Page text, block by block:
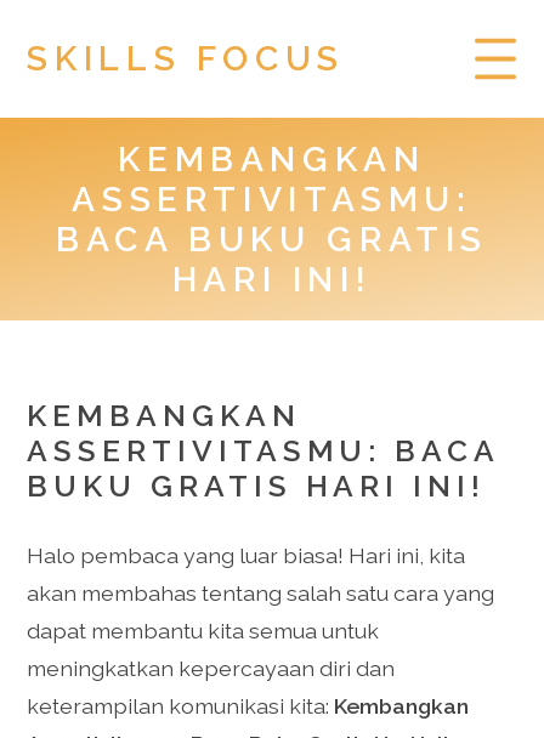
SKILLS FOCUS
PRIVACY POLICY
TOGEL HONGKONG
KEMBANGKAN
ASSERTIVITASMU:
BACA BUKU GRATIS
HARI INI!
KEMBANGKAN
ASSERTIVITASMU: BACA
BUKU GRATIS HARI INI!
Halo pembaca yang luar biasa! Hari ini, kita
akan membahas tentang salah satu cara yang
dapat membantu kita semua untuk
meningkatkan kepercayaan diri dan
keterampilan komunikasi kita: Kembangkan